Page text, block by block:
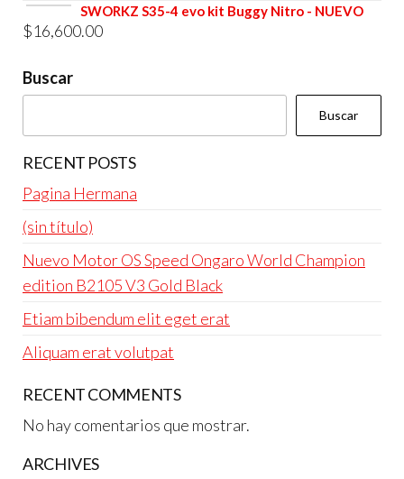
era:
$4,800.00.
es:
SWORKZ S35-4 evo kit Buggy Nitro - NUEVO
$16,600.00
Buscar
Buscar
RECENT POSTS
Pagina Hermana
(sin título)
Nuevo Motor OS Speed Ongaro World Champion
edition B2105 V3 Gold Black
Etiam bibendum elit eget erat
Aliquam erat volutpat
RECENT COMMENTS
No hay comentarios que mostrar.
ARCHIVES